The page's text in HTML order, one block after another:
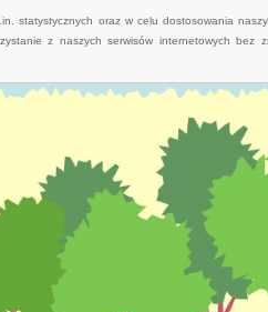
statystycznych oraz w celu dostosowania
z naszych serwisów internetowych bez